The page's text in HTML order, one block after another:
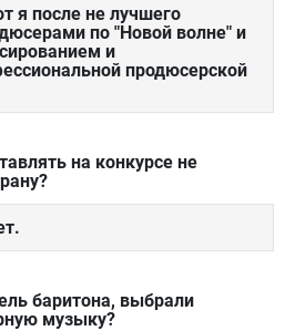
я после не лучшего
по "Новой волне" и
и
продюсерской
на конкурсе не
баритона, выбрали
музыку?